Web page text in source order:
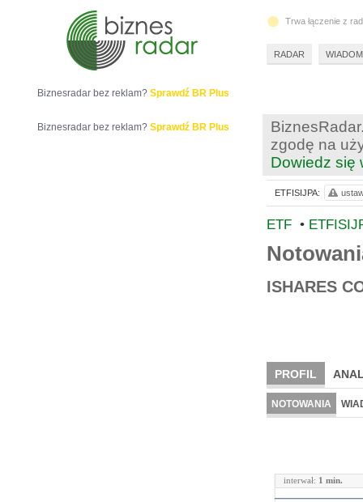
zgodę na
Dowiedz się
ETF •
ISHARES
PROFIL
NOTOWANIA
interwał: 1 min.
ETFISIJPA:
Biznesradar bez reklam? Sprawdź BR Plus
Biznesradar bez reklam? Sprawdź BR Plus
Trwa łączenie z
RADAR